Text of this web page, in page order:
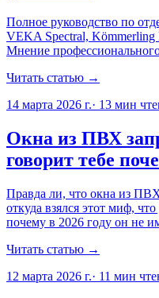
Полное руководство по
VEKA Spectral, Kömmerling
Мнение
Читать статью →
14 марта 2026 г.· 13 мин
Окна из ПВХ
говорит тебе
Правда ли, что окна из
откуда взялся этот миф,
почему в 2026 году он не
Читать статью →
12 марта 2026 г.· 11 мин